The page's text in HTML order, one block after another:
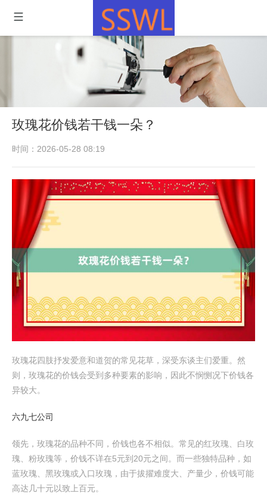
玫瑰花价钱若干钱一朵？
时间：2026-05-28 08:19
玫瑰花四肢抒发爱意和道贺的常见花草，深受东谈主们爱重。然
则，玫瑰花的价钱会受到多种要素的影响，因此不悯恻况下价钱各
异较大。
六九七公司
领先，玫瑰花的品种不同，价钱也各不相似。常见的红玫瑰、白玫
瑰、粉玫瑰等，价钱不详在5元到20元之间。而一些独特品种，如
蓝玫瑰、黑玫瑰或入口玫瑰，由于拔擢难度大、产量少，价钱可能
高达几十元以致上百元。